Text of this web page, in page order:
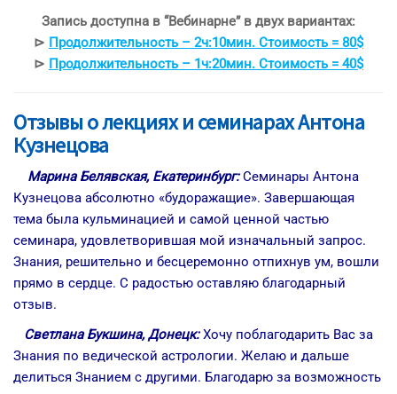
Запись доступна в “Вебинарне” в двух вариантах:
⊳ Продолжительность – 2ч:10мин. Стоимость = 80$
⊳ Продолжительность – 1ч:20мин. Стоимость = 40$
Отзывы о лекциях и семинарах Антона
Кузнецова
Марина Белявская, Екатеринбург:Семинары Антона
Кузнецова абсолютно «будоражащие». Завершающая
тема была кульминацией и самой ценной частью
семинара, удовлетворившая мой изначальный запрос.
Знания, решительно и бесцеремонно отпихнув ум, вошли
прямо в сердце. С радостью оставляю благодарный
отзыв.
Светлана Букшина, Донецк:Хочу поблагодарить Вас за
Знания по ведической астрологии. Желаю и дальше
делиться Знанием с другими. Благодарю за возможность